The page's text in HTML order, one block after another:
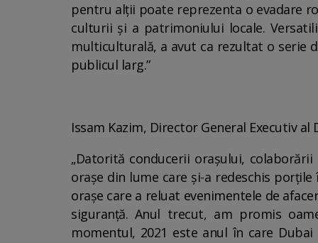
pentru alții poate reprezenta o evadare
culturii și a patrimoniului locale.
multiculturală, a avut ca rezultat o serie
publicul larg.”
Issam Kazim, Director General Executiv
„Datorită conducerii orașului,
orașe din lume care și-a redeschis
orașe care a reluat evenimentele de
siguranță. Anul trecut, am promis
momentul, 2021 este anul în care